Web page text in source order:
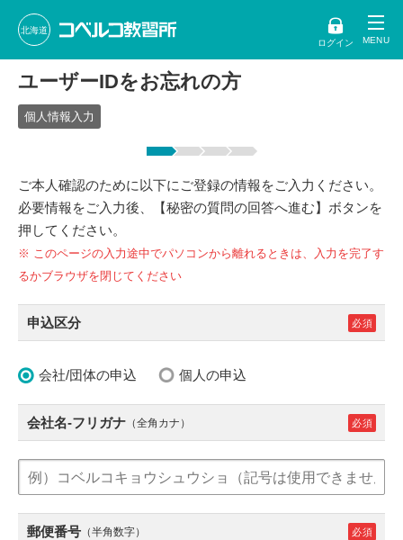
北海道
ログイン
ユーザーIDをお忘れの方
個人情報入力
ご本人確認のために以下にご登録の情報をご入力ください。
必要情報をご入力後、【秘密の質問の回答へ進む】ボタンを
押してください。
※ このページの入力途中でパソコンから離れるときは、入力を完了す
るかブラウザを閉じてください
申込区分
会社/団体の申込 個人の申込
会社名-フリガナ （全角カナ）
郵便番号 （半角数字）